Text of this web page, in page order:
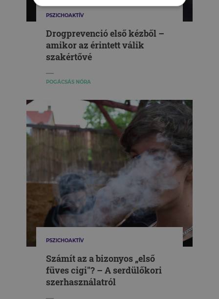
PSZICHOAKTÍV
Drogprevenció első kézből –
amikor az érintett válik
szakértővé
POGÁCSÁS NÓRA
PSZICHOAKTÍV
Számít az a bizonyos „első
füves cigi"? – A serdülőkori
szerhasználatról